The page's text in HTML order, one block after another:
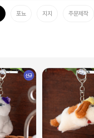
포뇨 지지 주문제작
신규